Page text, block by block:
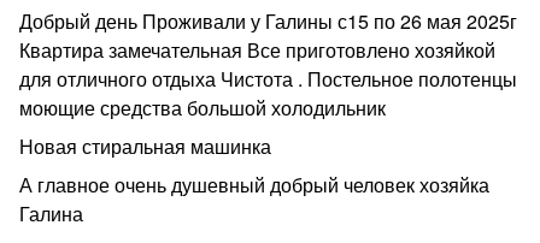
Добрый день Проживали у Галины с15 по 26 мая 2025г
Квартира замечательная Все приготовлено хозяйкой
для отличного отдыха Чистота . Постельное полотенцы
моющие средства большой холодильник
Новая стиральная машинка
А главное очень душевный добрый человек хозяйка
Галина